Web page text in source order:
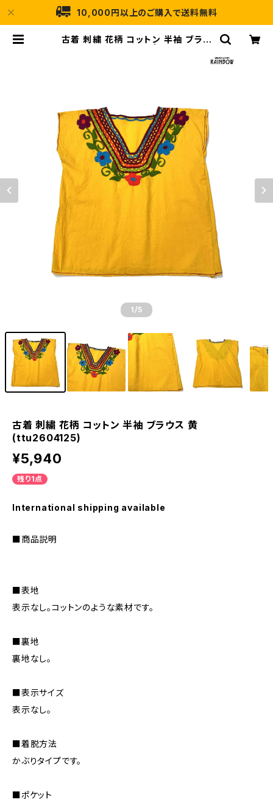
10,000円以上のご購入で送料無料
古着 刺繍 花柄 コットン 半袖 ブラウ
1 /5
古着 刺繍 花柄 コットン 半袖 ブラウス 黄
(ttu2604125)
¥5,940
残り1点
International shipping available
■商品説明
■表地
表示なし。コットンのような素材です。
■裏地
裏地なし。
■表示サイズ
表示なし。
■着脱方法
かぶりタイプです。
■ポケット